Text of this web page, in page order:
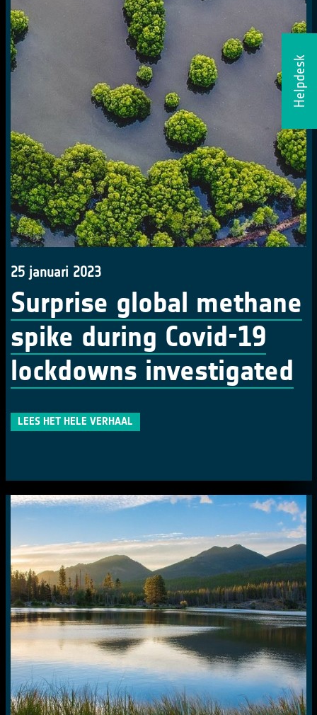
Helpdesk
25 januari 2023
Surprise global methane
spike during Covid-19
lockdowns investigated
LEES HET HELE VERHAAL